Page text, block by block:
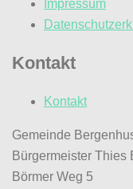
Impressum
Kontakt
Kontakt
Gemeinde
Bürgermeister Thies
Börmer Weg 5